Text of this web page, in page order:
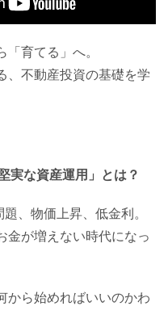
育てる」へ。
、不動産投資の基礎を学
実な資産運用」とは？
、物価上昇、低金利。
金が増えない時代になっ
から始めればいいのかわ